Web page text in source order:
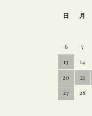
日 月
6
7
13
14
20
21
27
28